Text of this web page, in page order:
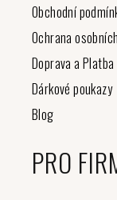
Obchodní
Ochrana
Doprava a Platba
Dárkové poukazy
Blog
PRO